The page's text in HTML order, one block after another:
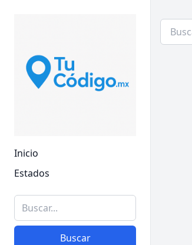
Inicio
Estados
Buscar